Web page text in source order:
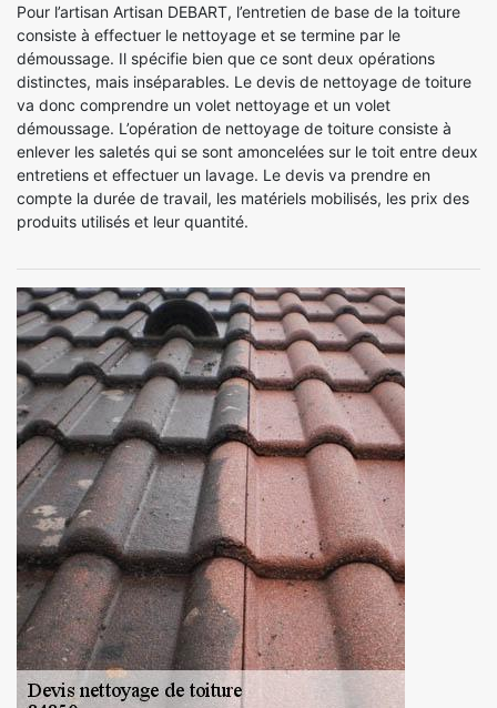
Pour l’artisan Artisan DEBART, l’entretien de base de la toiture
consiste à effectuer le nettoyage et se termine par le
démoussage. Il spécifie bien que ce sont deux opérations
distinctes, mais inséparables. Le devis de nettoyage de toiture
va donc comprendre un volet nettoyage et un volet
démoussage. L’opération de nettoyage de toiture consiste à
enlever les saletés qui se sont amoncelées sur le toit entre deux
entretiens et effectuer un lavage. Le devis va prendre en
compte la durée de travail, les matériels mobilisés, les prix des
produits utilisés et leur quantité.